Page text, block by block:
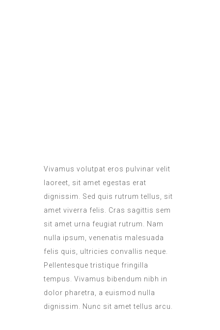
Vivamus volutpat eros pulvinar velit
laoreet, sit amet egestas erat
dignissim. Sed quis rutrum tellus, sit
amet viverra felis. Cras sagittis sem
sit amet urna feugiat rutrum. Nam
nulla ipsum, venenatis malesuada
felis quis, ultricies convallis neque.
Pellentesque tristique fringilla
tempus. Vivamus bibendum nibh in
dolor pharetra, a euismod nulla
dignissim. Nunc sit amet tellus arcu.